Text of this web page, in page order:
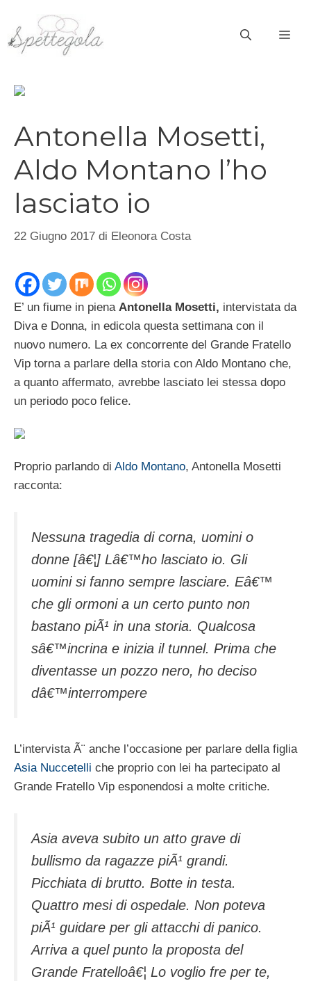
contenuto
Antonella Mosetti,
Aldo Montano l’ho
lasciato io
22 Giugno 2017 di Eleonora Costa
E’ un fiume in piena Antonella Mosetti, intervistata da
Diva e Donna, in edicola questa settimana con il
nuovo numero. La ex concorrente del Grande Fratello
Vip torna a parlare della storia con Aldo Montano che,
a quanto affermato, avrebbe lasciato lei stessa dopo
un periodo poco felice.
Proprio parlando di Aldo Montano, Antonella Mosetti
racconta:
Nessuna tragedia di corna, uomini o
donne [â€¦] Lâ€™ho lasciato io. Gli
uomini si fanno sempre lasciare. Eâ€™
che gli ormoni a un certo punto non
bastano piÃ¹ in una storia. Qualcosa
sâ€™incrina e inizia il tunnel. Prima che
diventasse un pozzo nero, ho deciso
dâ€™interrompere
L’intervista Ã¨ anche l’occasione per parlare della figlia
Asia Nuccetelli che proprio con lei ha partecipato al
Grande Fratello Vip esponendosi a molte critiche.
Asia aveva subito un atto grave di
bullismo da ragazze piÃ¹ grandi.
Picchiata di brutto. Botte in testa.
Quattro mesi di ospedale. Non poteva
piÃ¹ guidare per gli attacchi di panico.
Arriva a quel punto la proposta del
Grande Fratelloâ€¦ Lo voglio fre per te,